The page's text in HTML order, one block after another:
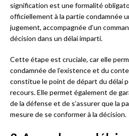
signification est une formalité
officiellement à la partie condamnée
jugement, accompagnée d’un
décision dans un délai imparti.
Cette étape est cruciale, car elle
condamnée de l’existence et du
constitue le point de départ du délai
recours. Elle permet également de
de la défense et de s’assurer que la
mesure de se conformer à la décision.